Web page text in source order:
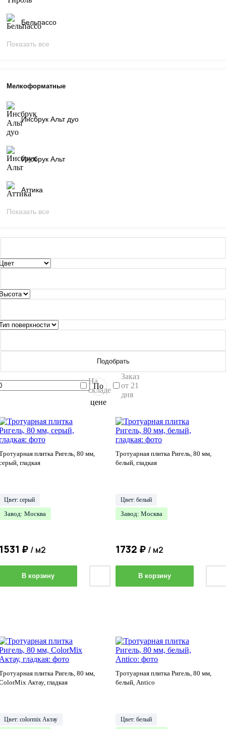
Бельпассо
Показать все
Мелкоформатные
Инсбрук Альт дуо
Инсбрук Альт
Аттика
Показать все
Подобрать
По
цене
На
складе
Заказ
от 21
дня
плитка Ригель, 80 мм,
гладкая
Цвет: серый
Завод: Москва
₽ / м2
В корзину
Тротуарная плитка Ригель, 80 мм,
белый, гладкая
Цвет: белый
Завод: Москва
1732 ₽ / м2
В корзину
плитка Ригель, 80 мм,
Актау, гладкая
Цвет: colormix Актау
Тротуарная плитка Ригель, 80 мм,
белый, Antico
Цвет: белый